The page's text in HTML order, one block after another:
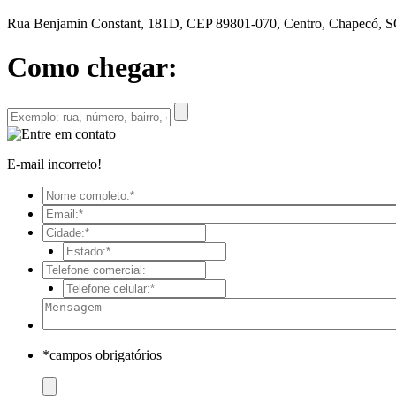
Rua Benjamin Constant, 181D, CEP 89801-070, Centro, Chapecó,
Como chegar:
E-mail incorreto!
*campos obrigatórios